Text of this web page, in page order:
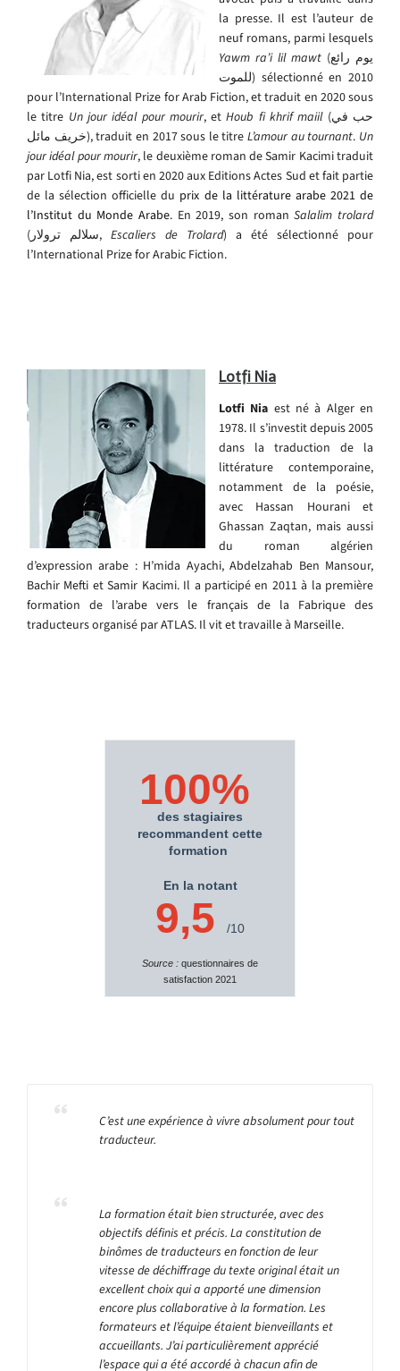
la presse. Il est l’auteur de
neuf romans, parmi lesquels
Yawm ra’i lil mawt (يوم رائع
للموت) sélectionné en 2010
pour l’International Prize for Arab Fiction, et traduit en 2020 sous
le titre Un jour idéal pour mourir, etHoub fi khrif maiil(حب في
خريف مائل), traduit en 2017 sous le titreL’amour au tournant. Un
jour idéal pour mourir, le deuxième roman de Samir Kacimi traduit
par Lotfi Nia, est sorti en 2020 aux Editions Actes Sud et fait partie
de la sélection officielle du prix de la littérature arabe 2021 de
l’Institut du Monde Arabe. En 2019, son romanSalalim trolard
(سلالم ترولار, Escaliers de Trolard) a été sélectionné pour
l’International Prize for Arabic Fiction.
Lotfi Nia
Lotfi Nia est né à Alger en
1978. Il s’investit depuis 2005
dans la traduction de la
littérature contemporaine,
notamment de la poésie,
avec Hassan Hourani et
Ghassan Zaqtan, mais aussi
du roman algérien
d’expression arabe : H’mida Ayachi, Abdelzahab Ben Mansour,
Bachir Mefti et Samir Kacimi. Il a participé en 2011 à la première
formation de l’arabe vers le français de la Fabrique des
traducteurs organisé par ATLAS. Il vit et travaille à Marseille.
100%
des stagiaires
recommandent cette
formation
En la notant
9,5 /10
Source : questionnaires de
satisfaction 2021
C’est une expérience à vivre absolument pour tout
traducteur.
La formation était bien structurée, avec des
objectifs définis et précis. La constitution de
binômes de traducteurs en fonction de leur
vitesse de déchiffrage du texte original était un
excellent choix qui a apporté une dimension
encore plus collaborative à la formation. Les
formateurs et l’équipe étaient bienveillants et
accueillants. J’ai particulièrement apprécié
l’espace qui a été accordé à chacun afin de